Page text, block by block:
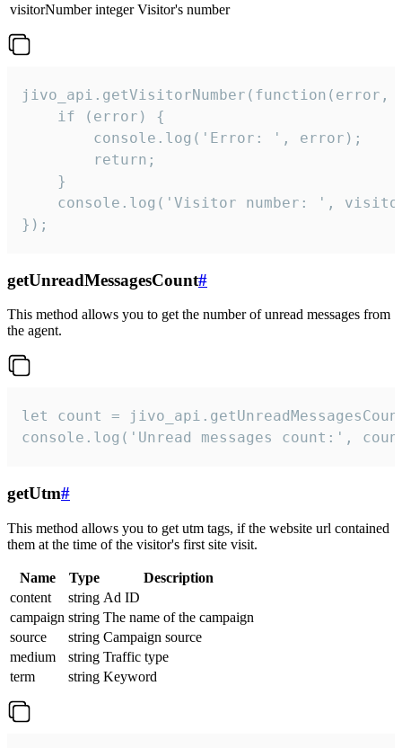
visitorNumber integer Visitor's number
jivo_api.getVisitorNumber(function(error,
    if (error) {
        console.log('Error: ', error);
        return;
    }
console.log('Visitor number: ',
});
getUnreadMessagesCount#
This method allows you to get the number of unread messages from
the agent.
let count =
console.log('Unread messages count:',
getUtm#
This method allows you to get utm tags, if the website url contained
them at the time of the visitor's first site visit.
Name Type
Description
content
string Ad ID
campaign string The name of the campaign
source
string Campaign source
medium
string Traffic type
term
string Keyword